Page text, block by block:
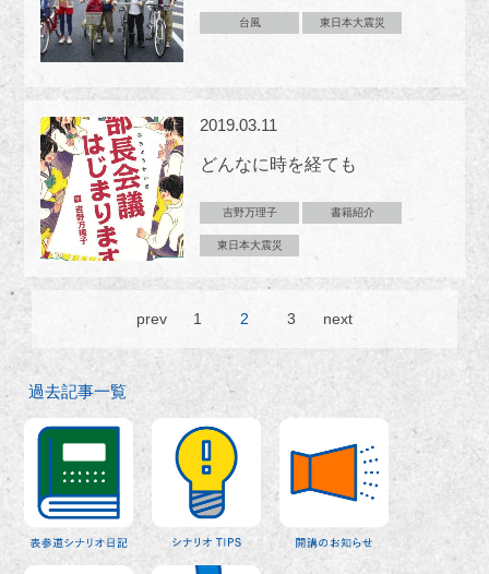
台風 東日本大震災
2019.03.11
どんなに時を経ても
吉野万理子 書籍紹介
東日本大震災
prev 1 2 3 next
過去記事一覧